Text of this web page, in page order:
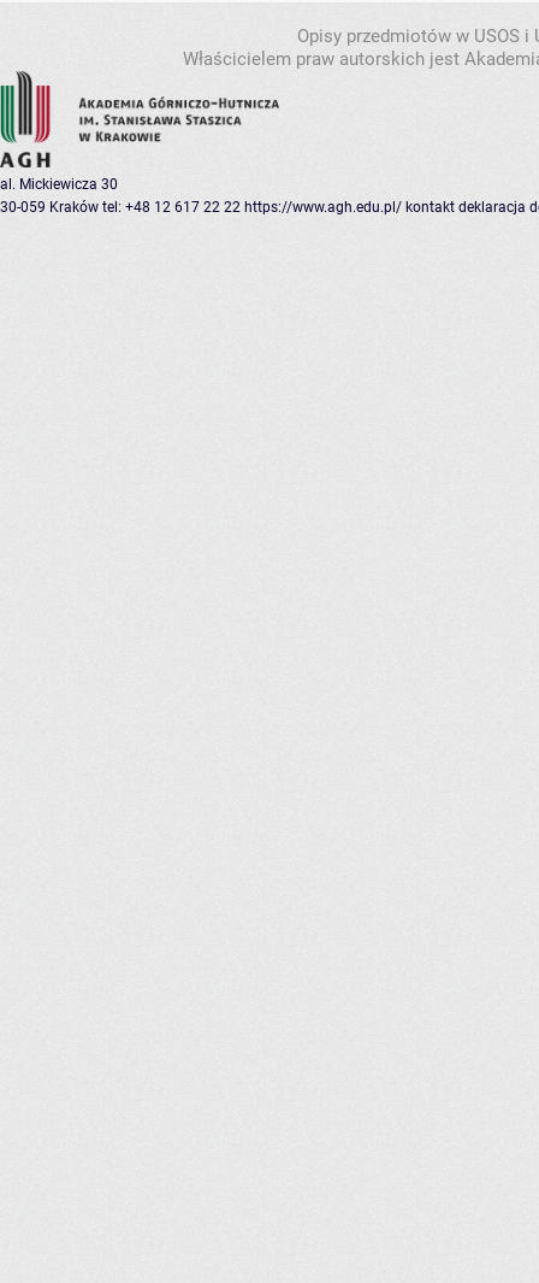
Opisy przedmiotów w USOS
Właścicielem praw autorskich jest
al. Mickiewicza 30
30-059 Kraków tel: +48 12 617 22 22 https://www.agh.edu.pl/ kontakt deklaracja